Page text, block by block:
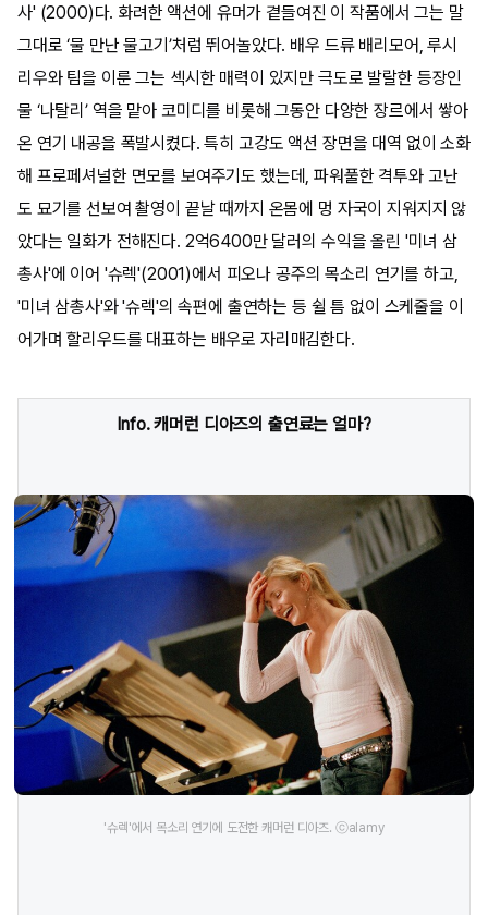
사' (2000)다. 화려한 액션에 유머가 곁들여진 이 작품에서 그는 말
그대로 ‘물 만난 물고기’처럼 뛰어놀았다. 배우 드류 배리모어, 루시
리우와 팀을 이룬 그는 섹시한 매력이 있지만 극도로 발랄한 등장인
물 ‘나탈리’ 역을 맡아 코미디를 비롯해 그동안 다양한 장르에서 쌓아
온 연기 내공을 폭발시켰다. 특히 고강도 액션 장면을 대역 없이 소화
해 프로페셔널한 면모를 보여주기도 했는데, 파워풀한 격투와 고난
도 묘기를 선보여 촬영이 끝날 때까지 온몸에 멍 자국이 지워지지 않
았다는 일화가 전해진다. 2억6400만 달러의 수익을 올린 '미녀 삼
총사'에 이어 '슈렉'(2001)에서 피오나 공주의 목소리 연기를 하고,
'미녀 삼총사'와 '슈렉'의 속편에 출연하는 등 쉴 틈 없이 스케줄을 이
어가며 할리우드를 대표하는 배우로 자리매김한다.
Info. 캐머런 디아즈의 출연료는 얼마?
'슈렉'에서 목소리 연기에 도전한 캐머런 디아즈. ⓒalamy